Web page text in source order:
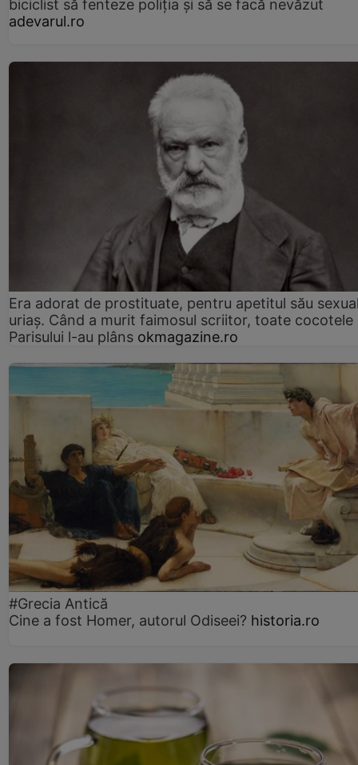
biciclist să fenteze poliția și să se facă nevăzut
adevarul.ro
Era adorat de prostituate, pentru apetitul său
uriaș. Când a murit faimosul scriitor, toate cocotele
Parisului l-au plâns okmagazine.ro
#Grecia Antică
Cine a fost Homer, autorul Odiseei? historia.ro